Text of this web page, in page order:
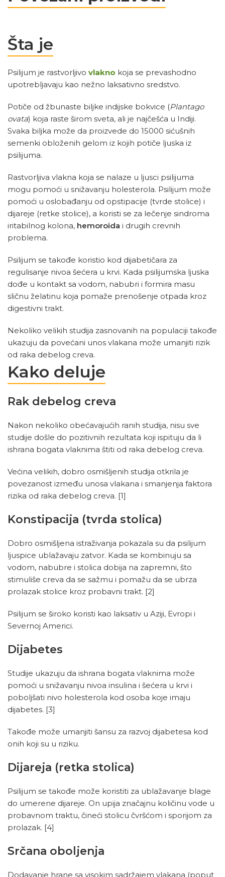
Šta je
Psilijum je rastvorljivo vlakno koja se prevashodno
upotrebljavaju kao nežno laksativno sredstvo.
Potiče od žbunaste biljke indijske bokvice (Plantago
ovata) koja raste širom sveta, ali je najčešća u Indiji.
Svaka biljka može da proizvede do 15000 sićušnih
semenki obloženih gelom iz kojih potiče ljuska iz
psilijuma.
Rastvorljiva vlakna koja se nalaze u ljusci psilijuma
mogu pomoći u snižavanju holesterola. Psilijum može
pomoći u oslobađanju od opstipacije (tvrde stolice) i
dijareje (retke stolice), a koristi se za lečenje sindroma
iritabilnog kolona, hemoroida i drugih crevnih
problema.
Psilijum se takođe koristio kod dijabetičara za
regulisanje nivoa šećera u krvi. Kada psilijumska ljuska
dođe u kontakt sa vodom, nabubri i formira masu
sličnu želatinu koja pomaže prenošenje otpada kroz
digestivni trakt.
Nekoliko velikih studija zasnovanih na populaciji takođe
ukazuju da povećani unos vlakana može umanjiti rizik
od raka debelog creva.
Kako deluje
Rak debelog creva
Nakon nekoliko obećavajućih ranih studija, nisu sve
studije došle do pozitivnih rezultata koji ispituju da li
ishrana bogata vlaknima štiti od raka debelog creva.
Većina velikih, dobro osmišljenih studija otkrila je
povezanost između unosa vlakana i smanjenja faktora
rizika od raka debelog creva. [1]
Konstipacija (tvrda stolica)
Dobro osmišljena istraživanja pokazala su da psilijum
ljuspice ublažavaju zatvor. Kada se kombinuju sa
vodom, nabubre i stolica dobija na zapremni, što
stimuliše creva da se sažmu i pomažu da se ubrza
prolazak stolice kroz probavni trakt. [2]
Psilijum se široko koristi kao laksativ u Aziji, Evropi i
Severnoj Americi.
Dijabetes
Studije ukazuju da ishrana bogata vlaknima može
pomoći u snižavanju nivoa insulina i šećera u krvi i
poboljšati nivo holesterola kod osoba koje imaju
dijabetes. [3]
Takođe može umanjiti šansu za razvoj dijabetesa kod
onih koji su u riziku.
Dijareja (retka stolica)
Psilijum se takođe može koristiti za ublažavanje blage
do umerene dijareje. On upija značajnu količinu vode u
probavnom traktu, čineći stolicu čvršćom i sporijom za
prolazak. [4]
Srčana oboljenja
Dodavanje hrane sa visokim sadržajem vlakana (poput